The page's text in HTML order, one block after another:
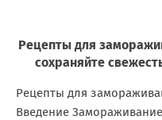
Рецепты для
сохраняйте
Рецепты для
Введение